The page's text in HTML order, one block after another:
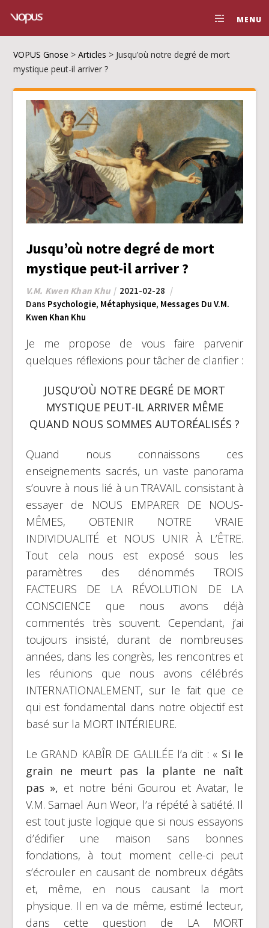
MENU
VOPUS Gnose >Articles > Jusqu’où notre degré de mort
mystique peut-il arriver ?
Jusqu’où notre degré de mort
mystique peut-il arriver ?
V.M. Kwen Khan Khu
2021-02-28
Dans Psychologie, Métaphysique, Messages Du V.M.
Kwen Khan Khu
Je me propose de vous faire parvenir
quelques réflexions pour tâcher de clarifier :
JUSQU’OÙ NOTRE DEGRÉ DE MORT
MYSTIQUE PEUT-IL ARRIVER MÊME
QUAND NOUS SOMMES AUTORÉALISÉS ?
Quand nous connaissons ces
enseignements sacrés, un vaste panorama
s’ouvre à nous lié à un TRAVAIL consistant à
essayer de NOUS EMPARER DE NOUS-
MÊMES, OBTENIR NOTRE VRAIE
INDIVIDUALITÉ et NOUS UNIR À L’ÊTRE.
Tout cela nous est exposé sous les
paramètres des dénommés TROIS
FACTEURS DE LA RÉVOLUTION DE LA
CONSCIENCE que nous avons déjà
commentés très souvent. Cependant, j’ai
toujours insisté, durant de nombreuses
années, dans les congrès, les rencontres et
les réunions que nous avons célébrés
INTERNATIONALEMENT, sur le fait que ce
qui est fondamental dans notre objectif est
basé sur la MORT INTÉRIEURE.
Le GRAND KABÎR DE GALILÉE l’a dit : « Si le
grain ne meurt pas la plante ne naît
pas », et notre béni Gourou et Avatar, le
V.M. Samael Aun Weor, l’a répété à satiété. Il
est tout juste logique que si nous essayons
d’édifier une maison sans bonnes
fondations, à tout moment celle-ci peut
s’écrouler en causant de nombreux dégâts
et, même, en nous causant la mort
physique. Il en va de même, estimé lecteur,
dans cette question de LA MORT